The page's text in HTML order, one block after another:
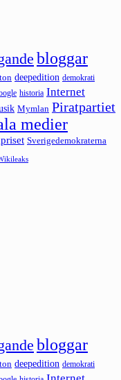
bloggar
deepedition demokrati
historia Internet
Mymlan Piratpartiet
medier
Sverigedemokraterna
bloggar
deepedition demokrati